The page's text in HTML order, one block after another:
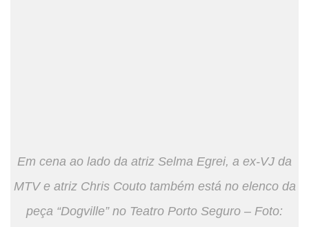
Em cena ao lado da atriz Selma Egrei, a ex-VJ da
MTV e atriz Chris Couto também está no elenco da
peça “Dogville” no Teatro Porto Seguro – Foto: